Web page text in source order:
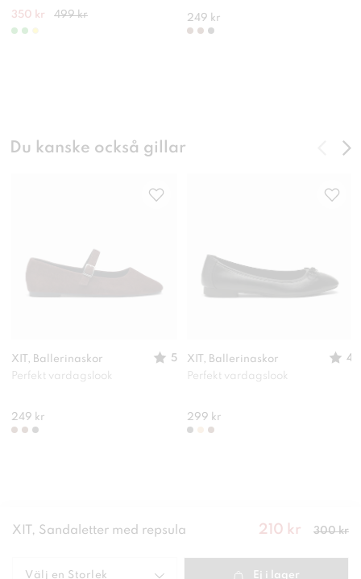
350 kr 499 kr 249 kr
Du kanske också gillar
XIT, Ballerinaskor
5
Perfekt vardagslook
249 kr
XIT, Ballerinaskor
4
Perfekt vardagslook
299 kr
XIT, Sandaletter med repsula
Nuvarande
krTidigare
pris
210 kr 300 kr
Välj en Storlek Ej i lager